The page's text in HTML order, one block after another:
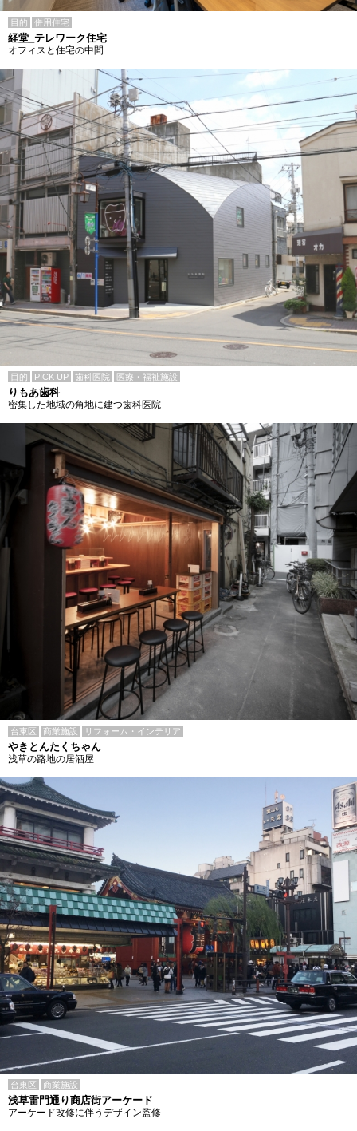
目的 併用住宅
経堂_テレワーク住宅
オフィスと住宅の中間
目的 PICK UP 歯科医院 医療・福祉施設
りもあ歯科
密集した地域の角地に建つ歯科医院
台東区 商業施設 リフォーム・インテリア
やきとんたくちゃん
浅草の路地の居酒屋
台東区 商業施設
浅草雷門通り商店街アーケード
アーケード改修に伴うデザイン監修